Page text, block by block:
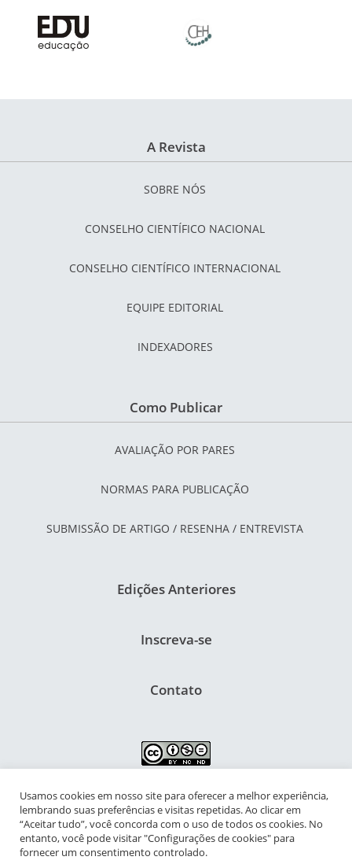
A Revista
SOBRE NÓS
CONSELHO CIENTÍFICO NACIONAL
CONSELHO CIENTÍFICO INTERNACIONAL
EQUIPE EDITORIAL
INDEXADORES
Como Publicar
AVALIAÇÃO POR PARES
NORMAS PARA PUBLICAÇÃO
SUBMISSÃO DE ARTIGO / RESENHA / ENTREVISTA
Edições Anteriores
Inscreva-se
Contato
NIPIAC – Núcleo Interdisciplinar de Pesquisa para a Infância e
Adolescência Contemporâneas
Universidade Federal do Rio de Janeiro - Campus da Praia Vermelha
Usamos cookies em nosso site para oferecer a melhor experiência,
lembrando suas preferências e visitas repetidas. Ao clicar em
“Aceitar tudo”, você concorda com o uso de todos os cookies. No
entanto, você pode visitar "Configurações de cookies" para
fornecer um consentimento controlado.